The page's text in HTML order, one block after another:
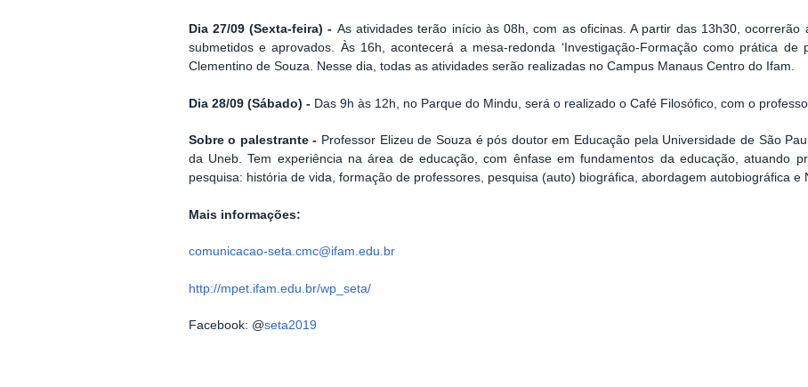
Dia 27/09 (Sexta-feira) - As atividades terão início às 08h, com as oficinas. A partir das 13h30,
submetidos e aprovados. Às 16h, acontecerá a mesa-redonda ‘Investigação-Formação como prática de
Clementino de Souza. Nesse dia, todas as atividades serão realizadas no Campus Manaus Centro do Ifam.
Dia 28/09 (Sábado) - Das 9h às 12h, no Parque do Mindu, será o realizado o Café Filosófico, com o
Sobre o palestrante - Professor Elizeu de Souza é pós doutor em Educação pela Universidade de São
da Uneb. Tem experiência na área de educação, com ênfase em fundamentos da educação, atuando
pesquisa: história de vida, formação de professores, pesquisa (auto) biográfica, abordagem autobiográfica e
Mais informações:
comunicacao-seta.cmc@ifam.edu.br
http://mpet.ifam.edu.br/wp_seta/
Facebook: @seta2019